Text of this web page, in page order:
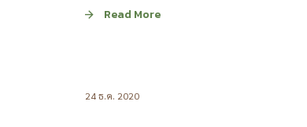
Read More
24 ธ.ค. 2020